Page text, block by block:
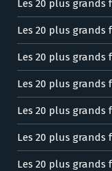
Les 20 plus grands
Les 20 plus grands
Les 20 plus grands
Les 20 plus grands
Les 20 plus
Les 20 plus grands
Les 20 plus